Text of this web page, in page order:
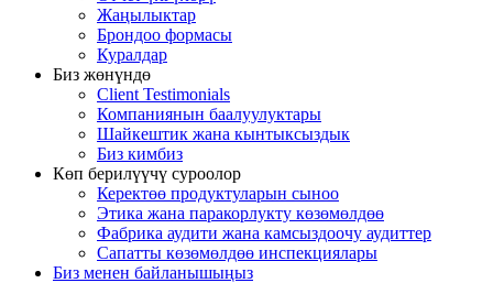
Жаңылыктар
Брондоо формасы
Куралдар
Биз жөнүндө
Client Testimonials
Компаниянын баалуулуктары
Шайкештик жана кынтыксыздык
Биз кимбиз
Көп берилүүчү суроолор
Керектөө продуктуларын сыноо
Этика жана паракорлукту көзөмөлдөө
Фабрика аудити жана камсыздоочу аудиттер
Сапатты көзөмөлдөө инспекциялары
Биз менен байланышыңыз